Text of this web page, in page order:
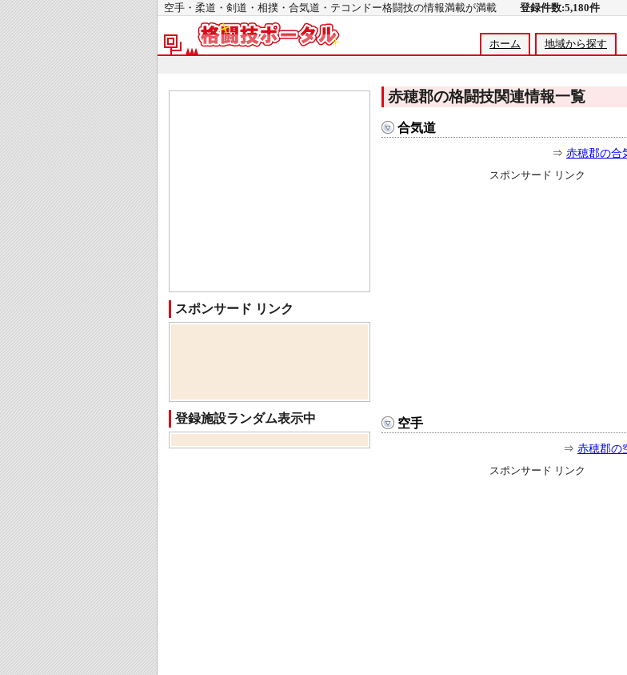
空手・柔道・剣道・相撲・合気道・テコンドー格闘技の情報満載が満載 登録件数:5,180件
ホーム 地域から探す
赤穂郡の格闘技関連情報一覧
合気道
⇒ 赤穂郡の合
スポンサード リンク
空手
⇒ 赤穂郡の
スポンサード リンク
スポンサード リンク
登録施設ランダム表示中